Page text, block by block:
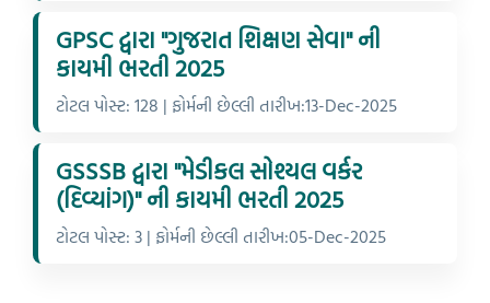
GPSC દ્વારા "ગુજરાત શિક્ષણ સેવા" ની
કાયમી ભરતી 2025
ટોટલ પોસ્ટ: 128 | ફોર્મની છેલ્લી તારીખ:13-Dec-2025
GSSSB દ્વારા "મેડીકલ સોશ્યલ વર્કર
(દિવ્યાંગ)" ની કાયમી ભરતી 2025
ટોટલ પોસ્ટ: 3 | ફોર્મની છેલ્લી તારીખ:05-Dec-2025